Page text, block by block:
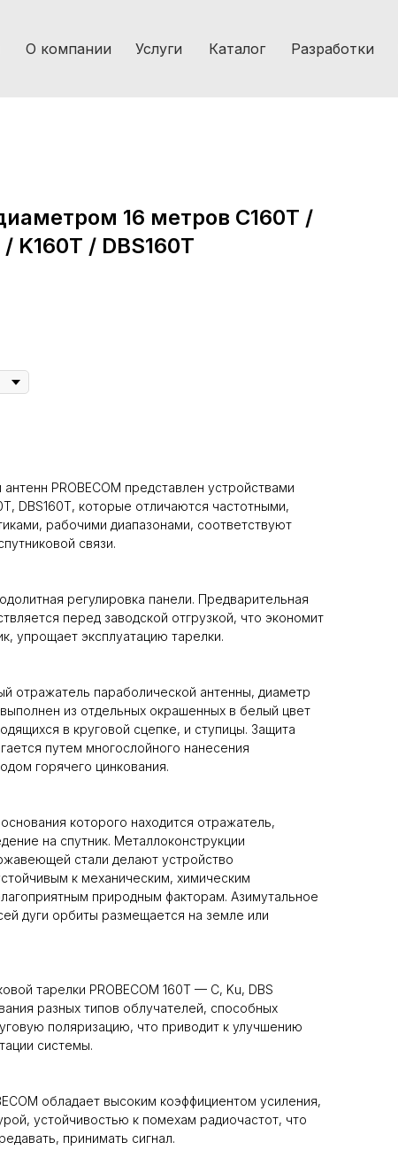
О компании Услуги Каталог Разработки
16 метров C160T /
K160T / DBS160T
PROBECOM представлен устройствами
DBS160T, которые отличаются частотными,
рабочими диапазонами, соответствуют
связи.
регулировка панели. Предварительная
перед заводской отгрузкой, что экономит
упрощает эксплуатацию тарелки.
отражатель параболической антенны, диаметр
из отдельных окрашенных в белый цвет
в круговой сцепке, и ступицы. Защита
путем многослойного нанесения
горячего цинкования.
которого находится отражатель,
на спутник. Металлоконструкции
стали делают устройство
к механическим, химическим
природным факторам. Азимутальное
дуги орбиты размещается на земле или
тарелки PROBECOM 160T — C, Ku, DBS
разных типов облучателей, способных
поляризацию, что приводит к улучшению
системы.
обладает высоким коэффициентом усиления,
устойчивостью к помехам радиочастот, что
принимать сигнал.